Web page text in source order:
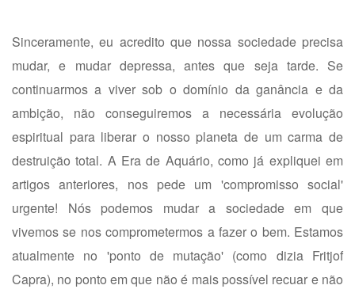
Sinceramente, eu acredito que nossa sociedade precisa
mudar, e mudar depressa, antes que seja tarde. Se
continuarmos a viver sob o domínio da ganância e da
ambição, não conseguiremos a necessária evolução
espiritual para liberar o nosso planeta de um carma de
destruição total. A Era de Aquário, como já expliquei em
artigos anteriores, nos pede um 'compromisso social'
urgente! Nós podemos mudar a sociedade em que
vivemos se nos comprometermos a fazer o bem. Estamos
atualmente no 'ponto de mutação' (como dizia Fritjof
Capra), no ponto em que não é mais possível recuar e não